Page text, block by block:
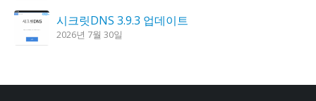
시크릿DNS 3.9.3 업데이트
2026년 7월 30일